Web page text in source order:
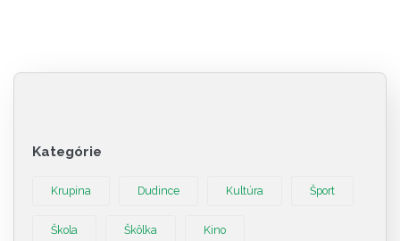
Kategórie
Krupina Dudince Kultúra Šport
Škola Škôlka Kino